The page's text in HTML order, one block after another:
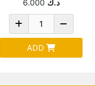
د.ك 6.000
ADD